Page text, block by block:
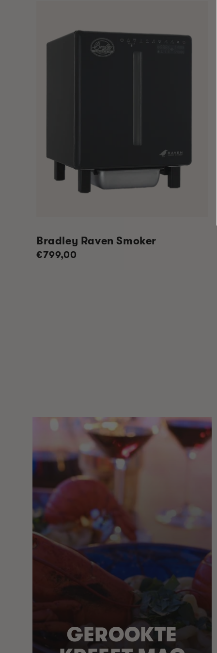
Bradley Raven Smoker
Normale
€799,00
GEROOKTE